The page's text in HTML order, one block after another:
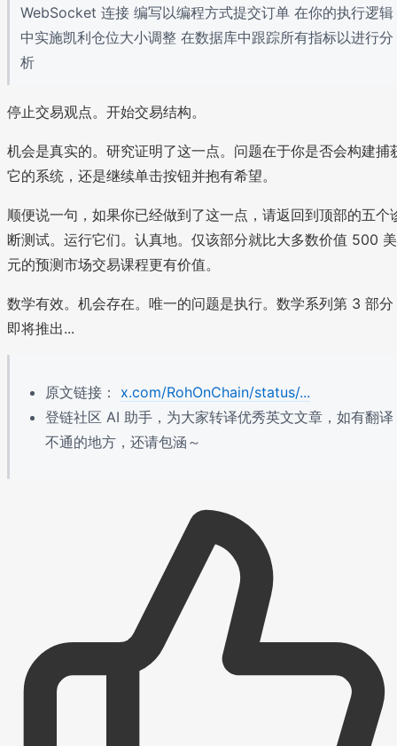
WebSocket 连接 编写以编程方式提交订单 在你的执行逻辑
中实施凯利仓位大小调整 在数据库中跟踪所有指标以进行分
析
停止交易观点。开始交易结构。
机会是真实的。研究证明了这一点。问题在于你是否会构建捕
它的系统，还是继续单击按钮并抱有希望。
顺便说一句，如果你已经做到了这一点，请返回到顶部的五个
断测试。运行它们。认真地。仅该部分就比大多数价值 500 美
元的预测市场交易课程更有价值。
数学有效。机会存在。唯一的问题是执行。数学系列第 3 部分
即将推出...
原文链接： x.com/RohOnChain/status/...
登链社区 AI 助手，为大家转译优秀英文文章，如有翻译
不通的地方，还请包涵～